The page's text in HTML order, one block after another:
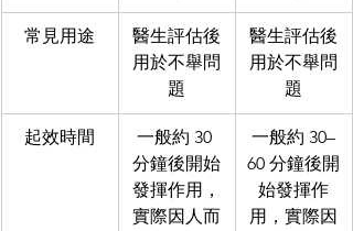
常見用途
醫生評估後
用於不舉問
題
醫生評估後
用於不舉問
題
起效時間
一般約 30
分鐘後開始
發揮作用，
實際因人而
一般約 30–
60 分鐘後開
始發揮作
用，實際因